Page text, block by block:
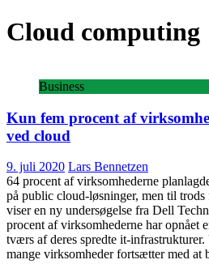
Cloud computing
Business
Kun fem procent af
ved cloud
9. juli 2020 Lars Bennetzen
64 procent af virksomhederne
på public cloud-løsninger, men til trods
viser en ny undersøgelse fra Dell
procent af virksomhederne har opnået
tværs af deres spredte it-infrastrukturer.
mange virksomheder fortsætter med at